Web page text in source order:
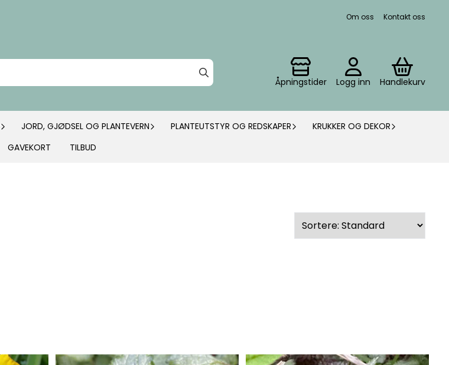
Om oss Kontakt oss
Åpningstider Logg inn Handlekurv
JORD, GJØDSEL OG PLANTEVERN PLANTEUTSTYR OG REDSKAPER
KRUKKER OG DEKOR
GAVEKORT
TILBUD